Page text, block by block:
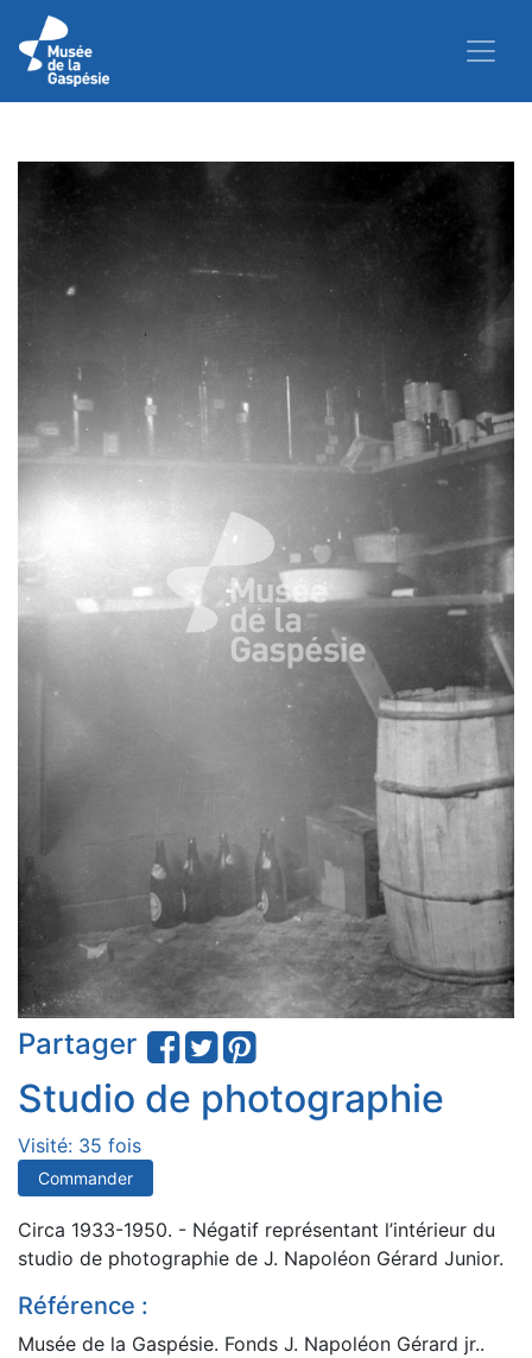
Partager
Studio de photographie
Visité: 35 fois
Commander
Circa 1933-1950. - Négatif représentant l’intérieur du
studio de photographie de J. Napoléon Gérard Junior.
Référence :
Musée de la Gaspésie. Fonds J. Napoléon Gérard jr..